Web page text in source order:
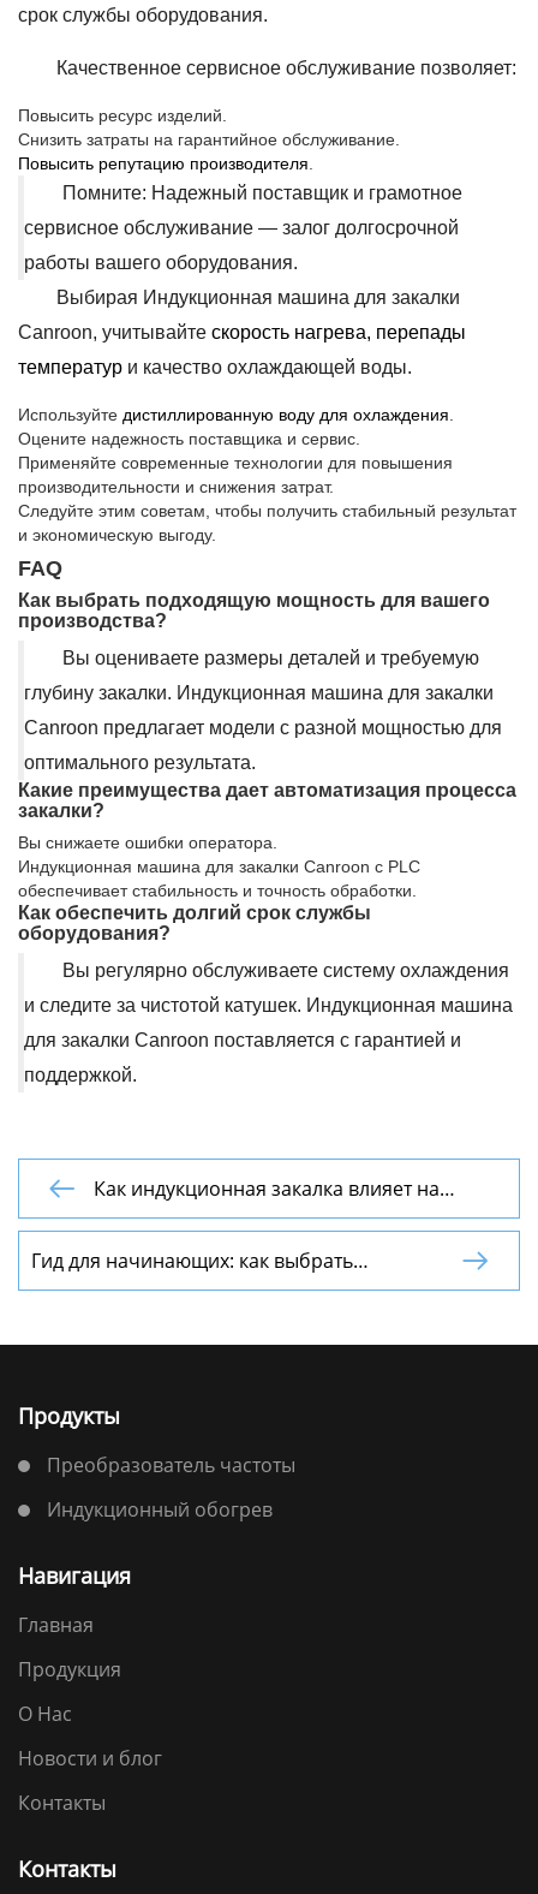
срок службы оборудования.
Качественное сервисное обслуживание позволяет:
Повысить ресурс изделий.
Снизить затраты на гарантийное обслуживание.
Повысить репутацию производителя
Помните: Надежный поставщик и грамотное
сервисное обслуживание — залог долгосрочной
работы вашего оборудования.
Выбирая Индукционная машина для закалки
Canroon, учитывайте скорость нагрева, перепады
температур и качество охлаждающей воды.
Используйте дистиллированную воду для охлаждения
Оцените надежность поставщика и сервис.
Применяйте современные технологии для повышения
производительности и снижения затрат.
Следуйте этим советам, чтобы получить стабильный результат
и экономическую выгоду.
FAQ
Как выбрать подходящую мощность для вашего
производства?
Вы оцениваете размеры деталей и требуемую
глубину закалки. Индукционная машина для закалки
Canroon предлагает модели с разной мощностью для
оптимального результата.
Какие преимущества дает автоматизация процесса
закалки?
Вы снижаете ошибки оператора.
Индукционная машина для закалки Canroon с PLC
обеспечивает стабильность и точность обработки.
Как обеспечить долгий срок службы
оборудования?
Вы регулярно обслуживаете систему охлаждения
и следите за чистотой катушек. Индукционная машина
для закалки Canroon поставляется с гарантией и
поддержкой.

Как индукционная закалка влияет на
экосистему завода?
Гид для начинающих: как выбрать
портативный индукционный паяльный

Продукты
Преобразователь частоты
Индукционный обогрев
Навигация
Главная
Продукция
О Нас
Новости и блог
Контакты
Контакты